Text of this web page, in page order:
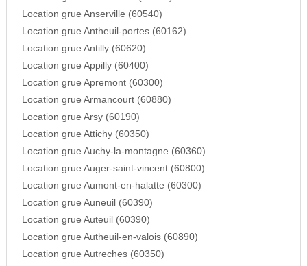
Location grue Anserville (60540)
Location grue Antheuil-portes (60162)
Location grue Antilly (60620)
Location grue Appilly (60400)
Location grue Apremont (60300)
Location grue Armancourt (60880)
Location grue Arsy (60190)
Location grue Attichy (60350)
Location grue Auchy-la-montagne (60360)
Location grue Auger-saint-vincent (60800)
Location grue Aumont-en-halatte (60300)
Location grue Auneuil (60390)
Location grue Auteuil (60390)
Location grue Autheuil-en-valois (60890)
Location grue Autreches (60350)